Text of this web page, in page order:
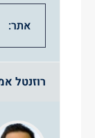
אתר:
רוזנטל